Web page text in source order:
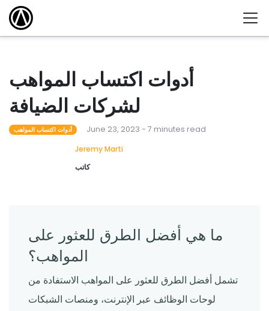
أدوات اكتساب المواهب
لشركات الضيافة
أدوات اكتساب المواهب
June 23, 2023 - 7 minutes read
Jeremy Marti
كاتب
ما هي أفضل الطرق للعثور على
المواهب؟
تشمل أفضل الطرق للعثور على المواهب الاستفادة من
لوحات الوظائف عبر الإنترنت، ومنصات الشبكات